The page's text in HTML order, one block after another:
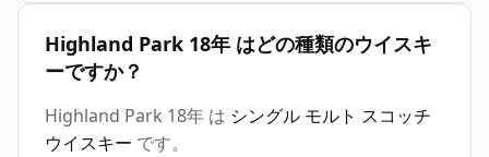
Highland Park 18年 はどの種類のウイスキ
ーですか？
Highland Park 18年 は シングル モルト スコッチ
ウイスキー です。